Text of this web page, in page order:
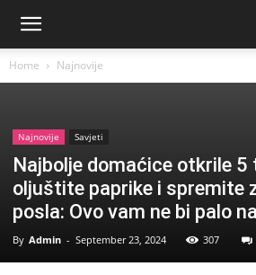
Home Najnovije
Najnovije Savjeti
Najbolje domaćice otkrile 5
oljuštite paprike i spremite
posla: Ovo vam ne bi palo
By Admin - September 23, 2024 307